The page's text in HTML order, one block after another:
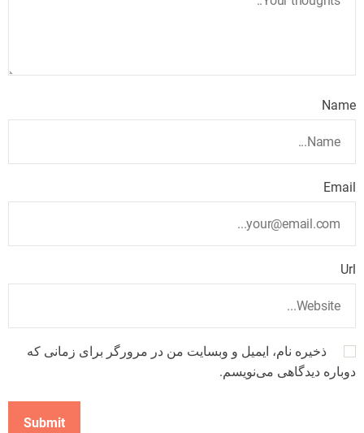
Name
Email
Url
ذخیره نام، ایمیل و وبسایت من در مرورگر برای زمانی که
دوباره دیدگاهی می‌نویسم.